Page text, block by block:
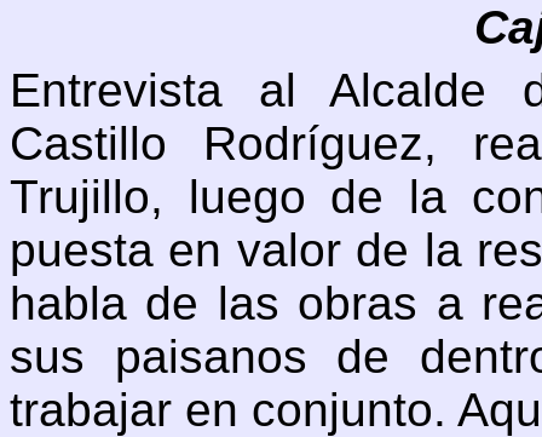
Entrevista al Alcalde
Castillo Rodríguez,
Trujillo, luego de la
puesta en valor de la
habla de las obras a
sus paisanos de
trabajar en conjunto.